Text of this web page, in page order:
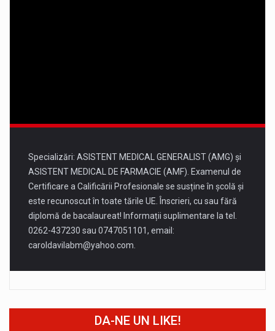
Specializări: ASISTENT MEDICAL GENERALIST (AMG) și
ASISTENT MEDICAL DE FARMACIE (AMF). Examenul de
Certificare a Calificării Profesionale se susține în școlă și
este recunoscut în toate tările UE. Înscrieri, cu sau fără
diplomă de bacalaureat! Informații suplimentare la tel.
0262-437230 sau 0747051101, email:
caroldavilabm@yahoo.com
DA-NE UN LIKE!